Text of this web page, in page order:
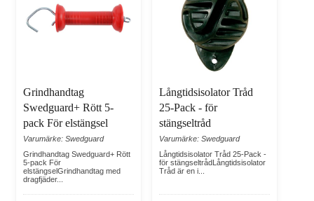
Grindhandtag
Swedguard+ Rött 5-
pack För elstängsel
Varumärke: Swedguard
Grindhandtag Swedguard+ Rött
5-pack För
elstängselGrindhandtag med
dragfjäder...
Långtidsisolator Tråd
25-Pack - för
stängseltråd
Varumärke: Swedguard
Långtidsisolator Tråd 25-Pack -
för stängseltrådLångtidsisolator
Tråd är en i...